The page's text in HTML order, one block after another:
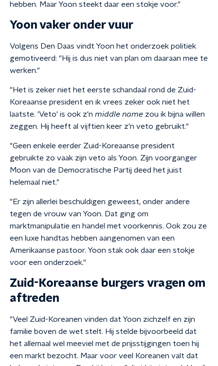
hebben. Maar Yoon steekt daar een stokje voor."
Yoon vaker onder vuur
Volgens Den Daas vindt Yoon het onderzoek politiek
gemotiveerd: "Hij is dus niet van plan om daaraan mee te
werken."
"Het is zeker niet het eerste schandaal rond de Zuid-
Koreaanse president en ik vrees zeker ook niet het
laatste. 'Veto' is ook z'n middle name zou ik bijna willen
zeggen. Hij heeft al vijftien keer z'n veto gebruikt."
"Geen enkele eerder Zuid-Koreaanse president
gebruikte zo vaak zijn veto als Yoon. Zijn voorganger
Moon van de Democratische Partij deed het juist
helemaal niet."
"Er zijn allerlei beschuldigen geweest, onder andere
tegen de vrouw van Yoon. Dat ging om
marktmanipulatie en handel met voorkennis. Ook zou ze
een luxe handtas hebben aangenomen van een
Amerikaanse pastoor. Yoon stak ook daar een stokje
voor een onderzoek."
Zuid-Koreaanse burgers vragen om
aftreden
"Veel Zuid-Koreanen vinden dat Yoon zichzelf en zijn
familie boven de wet stelt. Hij stelde bijvoorbeeld dat
het allemaal wel meeviel met de prijsstijgingen toen hij
een markt bezocht. Maar voor veel Koreanen valt dat